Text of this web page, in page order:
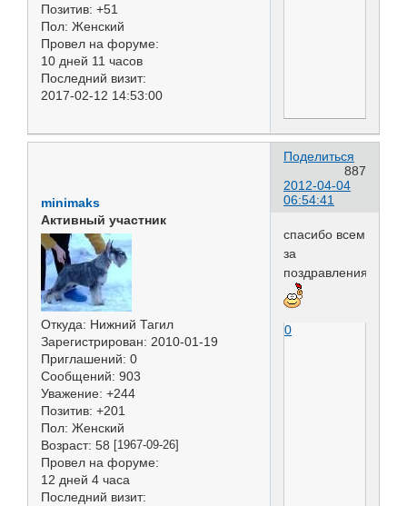
Позитив: +51
Пол: Женский
Провел на форуме:
10 дней 11 часов
Последний визит:
2017-02-12 14:53:00
Поделиться
887
2012-04-04
06:54:41
minimaks
Активный участник
Откуда: Нижний Тагил
Зарегистрирован: 2010-01-19
Приглашений: 0
Сообщений: 903
Уважение: +244
Позитив: +201
Пол: Женский
Возраст: 58 [1967-09-26]
Провел на форуме:
12 дней 4 часа
Последний визит:
спасибо всем
за
поздравления
0